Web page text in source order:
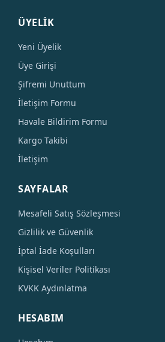
ÜYELİK
Yeni Üyelik
Üye Girişi
Şifremi Unuttum
İletişim Formu
Havale Bildirim Formu
Kargo Takibi
İletişim
SAYFALAR
Mesafeli Satış Sözleşmesi
Gizlilik ve Güvenlik
İptal İade Koşulları
Kişisel Veriler Politikası
KVKK Aydınlatma
HESABIM